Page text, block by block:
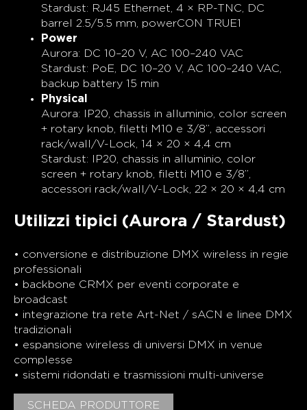
Stardust: RJ45 Ethernet, 4 × RP-TNC, DC
barrel 2.5/5.5 mm, powerCON TRUE1
Power
Aurora: DC 10–20 V, AC 100–240 VAC
Stardust: PoE, DC 10–20 V, AC 100–240 VAC,
backup battery 15 min
Physical
Aurora: IP20, chassis in alluminio, color screen
+ rotary knob, filetti M10 e 3/8”, accessori
rack/wall/V-Lock, 14 × 20 × 4,4 cm
Stardust: IP20, chassis in alluminio, color
screen + rotary knob, filetti M10 e 3/8”,
accessori rack/wall/V-Lock, 22 × 20 × 4,4 cm
Utilizzi tipici (Aurora / Stardust)
• conversione e distribuzione DMX wireless in regie
professionali
• backbone CRMX per eventi corporate e
broadcast
• integrazione tra rete Art-Net / sACN e linee DMX
tradizionali
• espansione wireless di universi DMX in venue
complesse
• sistemi ridondati e trasmissioni multi-universe
SCHEDA PRODUTTORE